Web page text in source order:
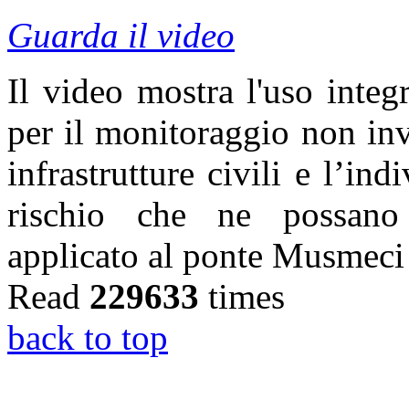
Guarda il video
Il video mostra l'uso
per il monitoraggio non
infrastrutture civili e
rischio che ne
applicato al ponte
Read 229633 times
back to top